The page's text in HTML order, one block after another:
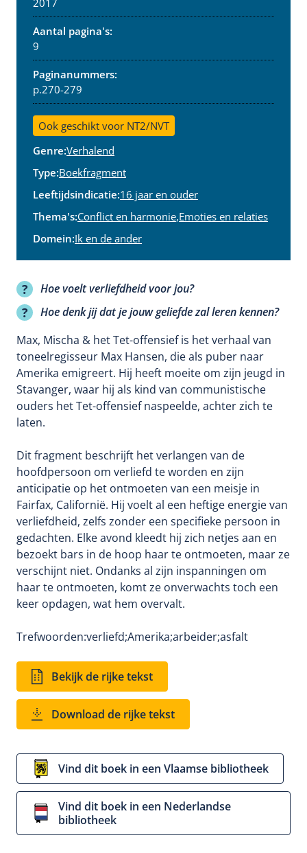
Aantal pagina's:
9
Paginanummers:
p.270-279
Ook geschikt voor NT2/NVT
Genre:Verhalend
Type:Boekfragment
Leeftijdsindicatie:16 jaar en ouder
Thema's:Conflict en harmonie,Emoties en relaties
Domein:Ik en de ander
Hoe voelt verliefdheid voor jou?
Hoe denk jij dat je jouw geliefde zal leren kennen?
Max, Mischa & het Tet-offensief is het verhaal van
toneelregisseur Max Hansen, die als puber naar
Amerika emigreert. Hij heeft moeite om zijn jeugd in
Stavanger, waar hij als kind van communistische
ouders het Tet-offensief naspeelde, achter zich te
laten.
Dit fragment beschrijft het verlangen van de
hoofdpersoon om verliefd te worden en zijn
anticipatie op het ontmoeten van een meisje in
Fairfax, Californië. Hij voelt al een heftige energie van
verliefdheid, zelfs zonder een specifieke persoon in
gedachten. Elke avond kleedt hij zich netjes aan en
bezoekt bars in de hoop haar te ontmoeten, maar ze
verschijnt niet. Ondanks al zijn inspanningen om
haar te ontmoeten, komt ze onverwachts toch een
keer opdagen, wat hem overvalt.
Trefwoorden:verliefd;Amerika;arbeider;asfalt
Bekijk de rijke tekst
Download de rijke tekst
Vind dit boek in een Vlaamse bibliotheek
Vind dit boek in een Nederlandse
bibliotheek